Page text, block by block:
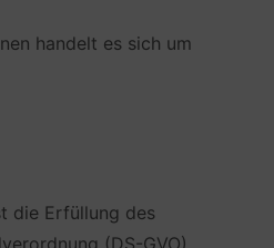
handelt es sich um
die Erfüllung des